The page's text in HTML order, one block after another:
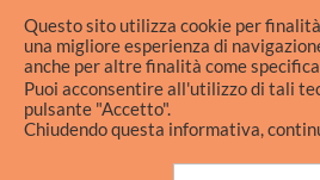
Condizioni generali di uso
Informativa privacy
Questo sito utilizza cookie per
una migliore esperienza di
anche per altre finalità come
Puoi acconsentire all'utilizzo di tali
pulsante "Accetto".
Chiudendo questa informativa,